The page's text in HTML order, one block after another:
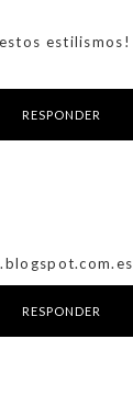
estilismos!
RESPONDER
RESPONDER